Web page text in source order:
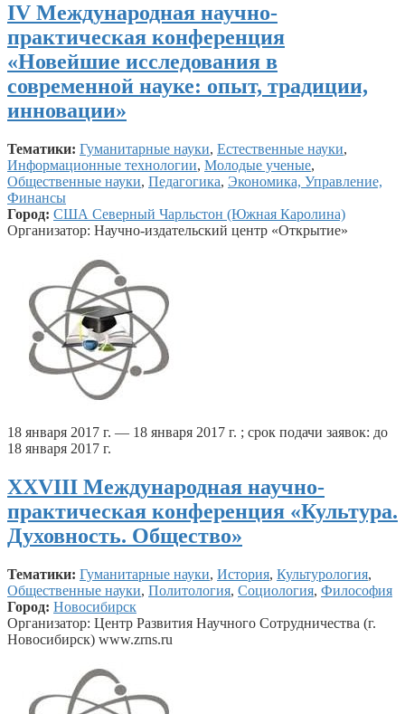
IV Международная научно-
практическая конференция
«Новейшие исследования в
современной науке: опыт, традиции,
инновации»
Тематики: Гуманитарные науки, Естественные науки,
Информационные технологии, Молодые ученые,
Общественные науки, Педагогика, Экономика, Управление,
Финансы
Город: США Северный Чарльстон (Южная Каролина)
Организатор: Научно-издательский центр «Открытие»
18 января 2017 г. — 18 января 2017 г. ; срок подачи заявок: до
18 января 2017 г.
XXVIII Международная научно-
практическая конференция «Культура.
Духовность. Общество»
Тематики: Гуманитарные науки, История, Культурология,
Общественные науки, Политология, Социология, Философия
Город: Новосибирск
Организатор: Центр Развития Научного Сотрудничества (г.
Новосибирск) www.zrns.ru